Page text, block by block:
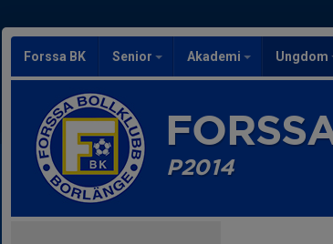
Forssa BK Senior Akademi Ungdom
P2014